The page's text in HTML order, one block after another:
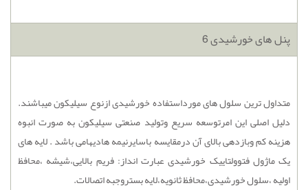
پنل های خورشیدی 6
متداول ترین سلول های مورداستفاده خورشیدی ازنوع سیلیکون میباشند.
دلیل اصلی این امرتوسعه سریع وتولید صنعتی سیلیکون به صورت انبوه
هزینه کم وبازدهی بالای آن درمقایسه باسایرنیمه هادیهامی باشد . لایه های
یک ماژول فتوولتاییک خورشیدی عبارت انداز: فریم بالایی،شیشه ،محافظ
اولیه ،سلول خورشیدی،محافظ ثانویه،لایه بستروجبه اتصالات.